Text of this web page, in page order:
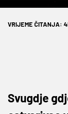
VRIJEME ČITANJA:
Svugdje